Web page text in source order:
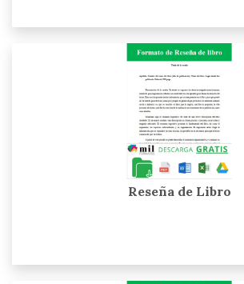
Reseña de Libro